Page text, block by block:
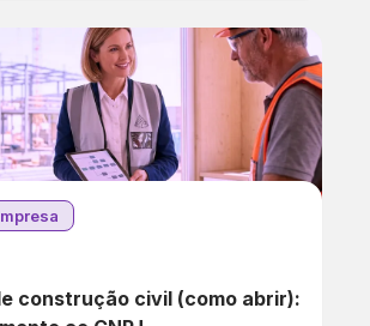
construção civil (como abrir):